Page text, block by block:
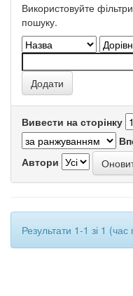
Використовуйте
пошуку.
Вивести на сторінку
Автори
Результати 1-1 зі 1